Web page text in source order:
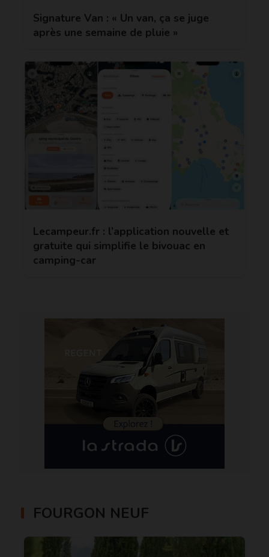
Signature Van : « Un van, ça se juge
après une semaine de pluie »
Lecampeur.fr : l’application nouvelle et
gratuite qui simplifie le bivouac en
camping-car
FOURGON NEUF